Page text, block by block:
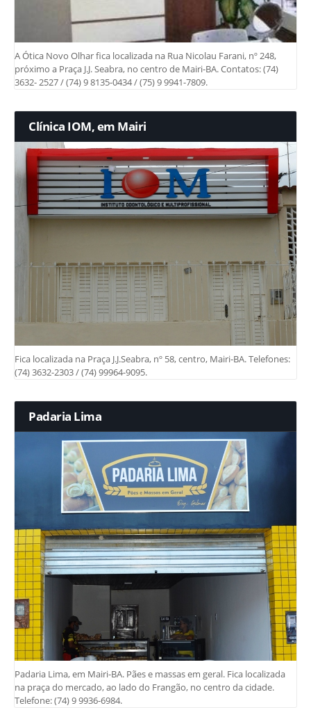
A Ótica Novo Olhar fica localizada na Rua Nicolau Farani, nº 248,
próximo a Praça J.J. Seabra, no centro de Mairi-BA. Contatos: (74)
3632- 2527 / (74) 9 8135-0434 / (75) 9 9941-7809.
Clínica IOM, em Mairi
Fica localizada na Praça J.J.Seabra, nº 58, centro, Mairi-BA. Telefones:
(74) 3632-2303 / (74) 99964-9095.
Padaria Lima
Padaria Lima, em Mairi-BA. Pães e massas em geral. Fica localizada
na praça do mercado, ao lado do Frangão, no centro da cidade.
Telefone: (74) 9 9936-6984.